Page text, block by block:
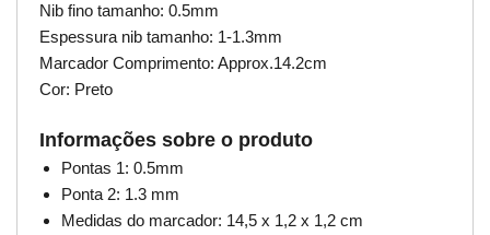
Nib fino tamanho: 0.5mm
Espessura nib tamanho: 1-1.3mm
Marcador Comprimento: Approx.14.2cm
Cor: Preto
Informações sobre o produto
Pontas 1: 0.5mm
Ponta 2: 1.3 mm
Medidas do marcador: 14,5 x 1,2 x 1,2 cm